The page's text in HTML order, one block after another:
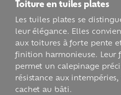
Toiture en tuiles plates
Les tuiles plates se
leur élégance. Elles
aux toitures à forte pente
finition harmonieuse. Leur
permet un calepinage
résistance aux
cachet au bâti.